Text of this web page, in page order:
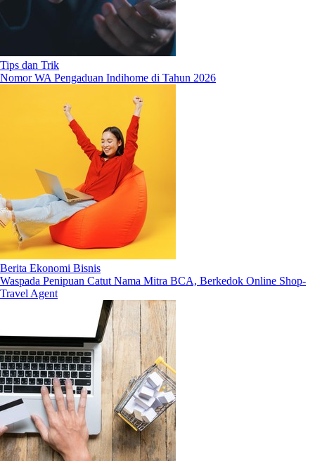
Tips dan Trik
Nomor WA Pengaduan Indihome di Tahun 2026
Berita Ekonomi Bisnis
Waspada Penipuan Catut Nama Mitra BCA, Berkedok Online Shop-
Travel Agent